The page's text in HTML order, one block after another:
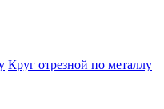
Круг отрезной по металлу